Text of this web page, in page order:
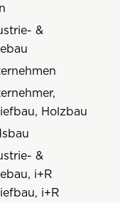
&
Holzbau
&
i+R
i+R